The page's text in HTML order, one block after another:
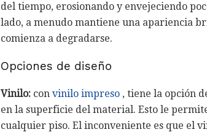
del tiempo, erosionando y envejeciendo
lado, a menudo mantiene una apariencia
comienza a degradarse.
Opciones de diseño
Vinilo: con vinilo impreso , tiene la opción
en la superficie del material. Esto le
cualquier piso. El inconveniente es que el